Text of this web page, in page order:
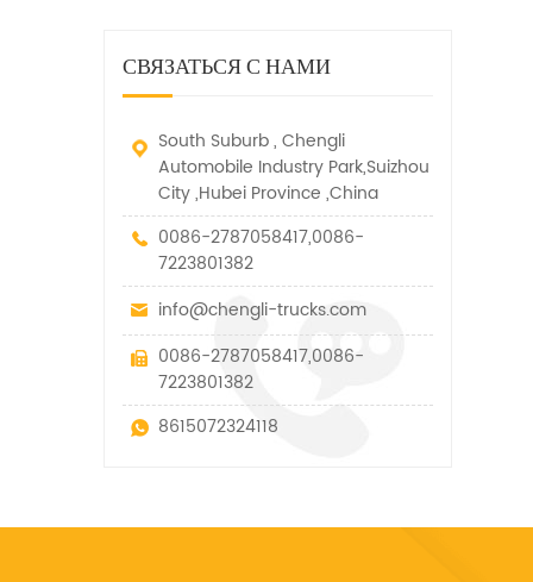
транспортные средства.
специальных транспортных
средств, которые допускаются
параметров этого вида
вытягивание и подъем тяги.
СВЯЗАТЬСЯ С НАМИ
South Suburb , Chengli
Automobile Industry Park,Suizhou
City ,Hubei Province ,China
0086-2787058417,0086-
7223801382
info@chengli-trucks.com
0086-2787058417,0086-
7223801382
8615072324118